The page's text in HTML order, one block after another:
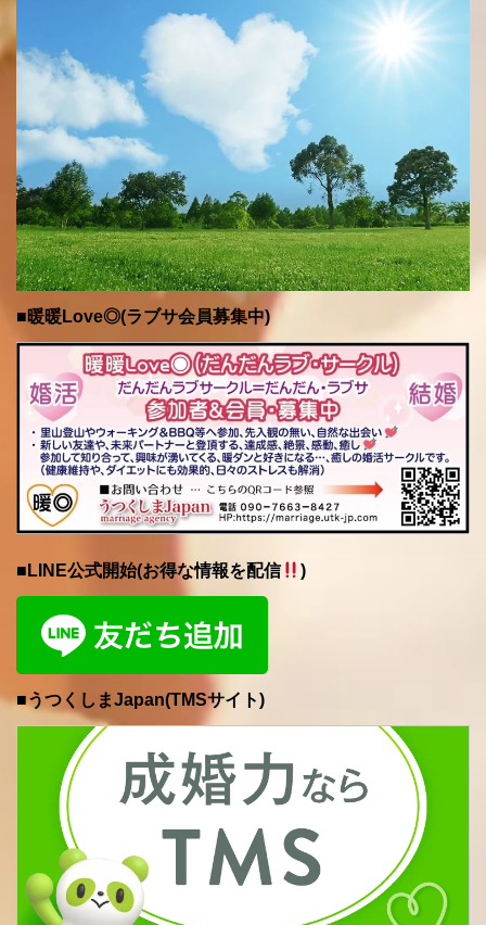
■暖暖Love◎(ラブサ会員募集中)
■LINE公式開始(お得な情報を配信 )
■うつくしまJapan(TMSサイト)